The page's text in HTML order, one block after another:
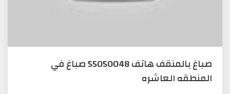
صباغ بالمنقف هاتف 55050048 صباغ في
المنطقه العاشره